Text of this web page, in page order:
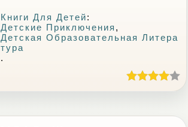
Книги Для Детей:
Детские Приключения ,
Детская Образовательная Литера
Тура
.